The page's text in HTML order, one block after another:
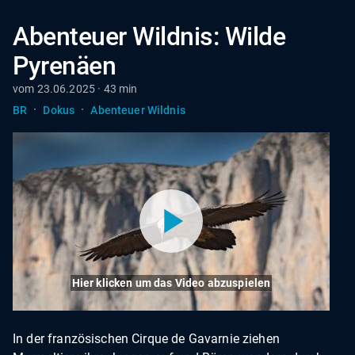
Abenteuer Wildnis: Wilde
Pyrenäen
vom 23.06.2025 · 43 min
BR
· Dokus · Abenteuer Wildnis
Hier klicken um das Video abzuspielen
In der französischen Cirque de Gavarnie ziehen